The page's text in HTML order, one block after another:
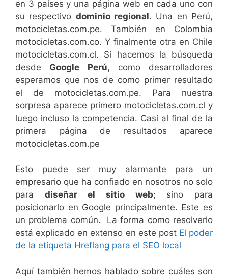
en 3 países y una página web en cada uno con
su respectivo dominio regional. Una en Perú,
motocicletas.com.pe. También en Colombia
motocicletas.com.co. Y finalmente otra en Chile
motocicletas.com.cl. Si hacemos la búsqueda
desde Google Perú, como desarrolladores
esperamos que nos de como primer resultado
el de motocicletas.com.pe. Para nuestra
sorpresa aparece primero motocicletas.com.cl y
luego incluso la competencia. Casi al final de la
primera página de resultados aparece
motocicletas.com.pe
Esto puede ser muy alarmante para un
empresario que ha confiado en nosotros no solo
para diseñar el sitio web; sino para
posicionarlo en Google principalmente. Este es
un problema común. La forma como resolverlo
está explicado en extenso en este postEl poder
de la etiqueta Hreflang para el SEO local
Aquí también hemos hablado sobre cuáles son